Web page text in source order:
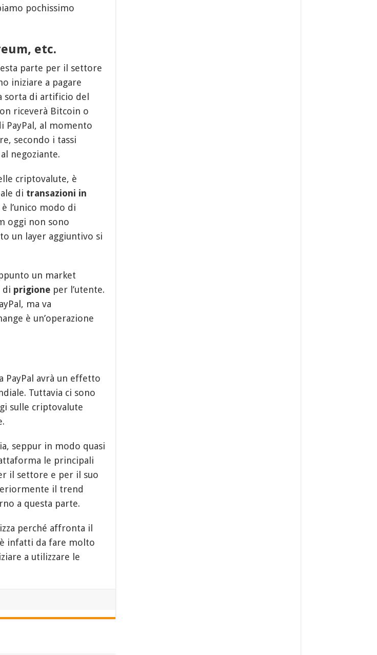
pochissimo
etc.
parte per il settore
iniziare a pagare
sorta di artificio del
riceverà Bitcoin o
PayPal, al momento
secondo i tassi
negoziante.
criptovalute, è
di transazioni in
l’unico modo di
oggi non sono
un layer aggiuntivo si
un market
di prigioneper l’utente.
ma va
è un’operazione
avrà un effetto
Tuttavia ci sono
sulle criptovalute
seppur in modo quasi
le principali
il settore e per il suo
il trend
a questa parte.
perché affronta il
infatti da fare molto
a utilizzare le